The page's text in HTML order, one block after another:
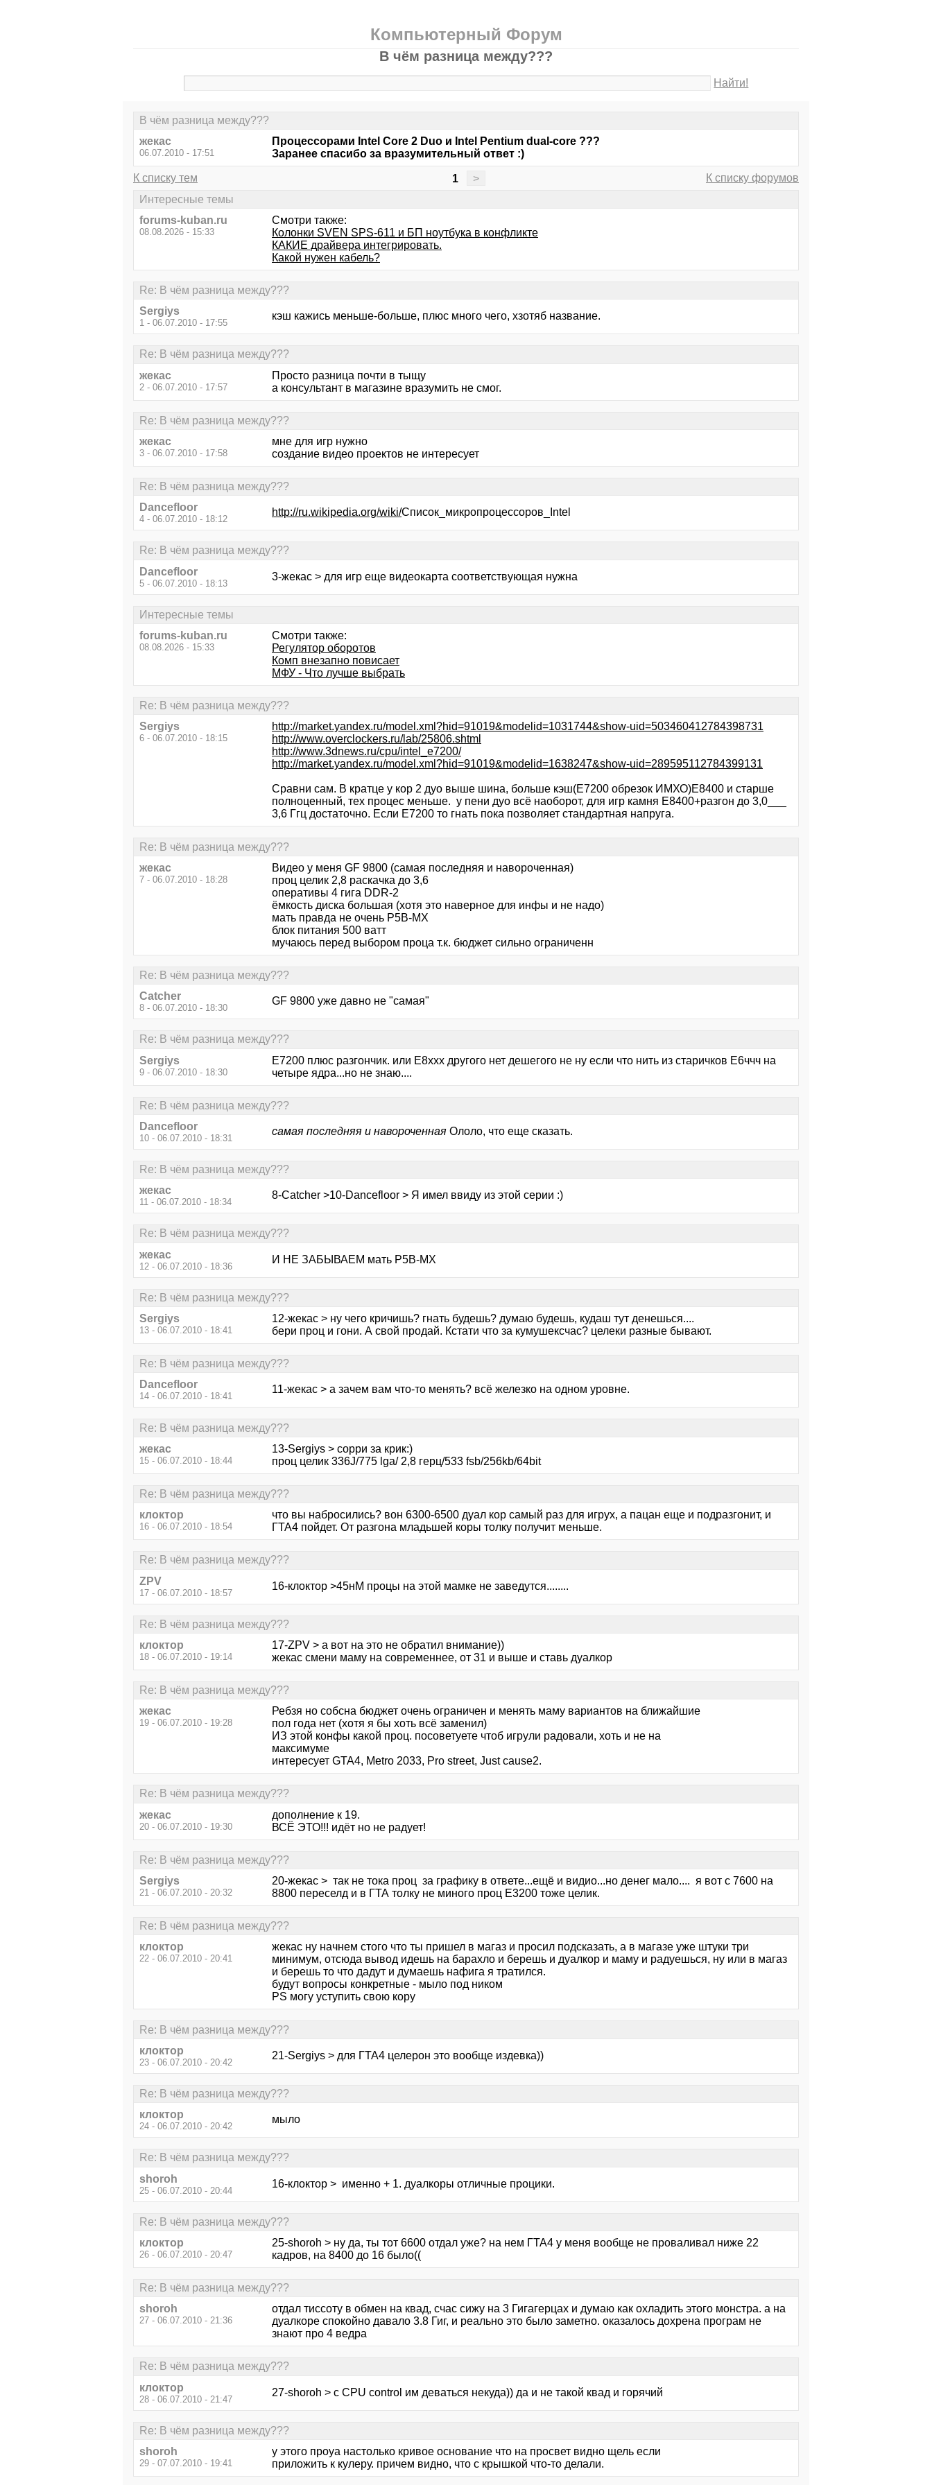
Компьютерный Форум
В чём разница между???
Найти!
В чём разница между???
жекас
06.07.2010 - 17:51
Процессорами Intel Core 2 Duo и Intel Pentium dual-core ???
Заранее спасибо за вразумительный ответ :)
К списку тем 1 >
К списку форумов
Интересные темы
forums-kuban.ru
08.08.2026 - 15:33
Смотри также:
Колонки SVEN SPS-611 и БП ноутбука в конфликте
КАКИЕ драйвера интегрировать.
Какой нужен кабель?
Re: В чём разница между???
Sergiys
1 - 06.07.2010 - 17:55
кэш кажись меньше-больше, плюс много чего, хзотяб название.
Re: В чём разница между???
жекас
2 - 06.07.2010 - 17:57
Просто разница почти в тыщу
а консультант в магазине вразумить не смог.
Re: В чём разница между???
жекас
3 - 06.07.2010 - 17:58
мне для игр нужно
создание видео проектов не интересует
Re: В чём разница между???
Dancefloor
4 - 06.07.2010 - 18:12
http://ru.wikipedia.org/wiki/Список_микропроцессоров_Intel
Re: В чём разница между???
Dancefloor
5 - 06.07.2010 - 18:13
3-жекас > для игр еще видеокарта соответствующая нужна
Интересные темы
forums-kuban.ru
08.08.2026 - 15:33
Смотри также:
Регулятор оборотов
Комп внезапно повисает
МФУ - Что лучше выбрать
Re: В чём разница между???
Sergiys
6 - 06.07.2010 - 18:15
http://market.yandex.ru/model.xml?hid=91019&modelid=1031744&show-uid=503460412784398731
http://www.overclockers.ru/lab/25806.shtml
http://www.3dnews.ru/cpu/intel_e7200/
http://market.yandex.ru/model.xml?hid=91019&modelid=1638247&show-uid=289595112784399131
Сравни сам. В кратце у кор 2 дуо выше шина, больше кэш(Е7200 обрезок ИМХО)Е8400 и старше
полноценный, тех процес меньше. у пени дуо всё наоборот, для игр камня Е8400+разгон до 3,0___
3,6 Ггц достаточно. Если Е7200 то гнать пока позволяет стандартная напруга.
Re: В чём разница между???
жекас
7 - 06.07.2010 - 18:28
Видео у меня GF 9800 (самая последняя и навороченная)
проц целик 2,8 раскачка до 3,6
оперативы 4 гига DDR-2
ёмкость диска большая (хотя это наверное для инфы и не надо)
мать правда не очень P5B-MX
блок питания 500 ватт
мучаюсь перед выбором проца т.к. бюджет сильно ограниченн
Re: В чём разница между???
Catcher
8 - 06.07.2010 - 18:30
GF 9800 уже давно не "самая"
Re: В чём разница между???
Sergiys
9 - 06.07.2010 - 18:30
Е7200 плюс разгончик. или Е8ххх другого нет дешегого не ну если что нить из старичков Е6ччч на
четыре ядра...но не знаю....
Re: В чём разница между???
Dancefloor
10 - 06.07.2010 - 18:31
самая последняя и навороченная Ололо, что еще сказать.
Re: В чём разница между???
жекас
11 - 06.07.2010 - 18:34
8-Catcher >10-Dancefloor > Я имел ввиду из этой серии :)
Re: В чём разница между???
жекас
12 - 06.07.2010 - 18:36
И НЕ ЗАБЫВАЕМ мать P5B-MX
Re: В чём разница между???
Sergiys
13 - 06.07.2010 - 18:41
12-жекас > ну чего кричишь? гнать будешь? думаю будешь, кудаш тут денешься....
бери проц и гони. А свой продай. Кстати что за кумушексчас? целеки разные бывают.
Re: В чём разница между???
Dancefloor
14 - 06.07.2010 - 18:41
11-жекас > а зачем вам что-то менять? всё железко на одном уровне.
Re: В чём разница между???
жекас
15 - 06.07.2010 - 18:44
13-Sergiys > сорри за крик:)
проц целик 336J/775 lga/ 2,8 герц/533 fsb/256kb/64bit
Re: В чём разница между???
клоктор
16 - 06.07.2010 - 18:54
что вы набросились? вон 6300-6500 дуал кор самый раз для игрух, а пацан еще и подразгонит, и
ГТА4 пойдет. От разгона младьшей коры толку получит меньше.
Re: В чём разница между???
ZPV
17 - 06.07.2010 - 18:57
16-клоктор >45нМ процы на этой мамке не заведутся........
Re: В чём разница между???
клоктор
18 - 06.07.2010 - 19:14
17-ZPV > а вот на это не обратил внимание))
жекас смени маму на современнее, от 31 и выше и ставь дуалкор
Re: В чём разница между???
жекас
19 - 06.07.2010 - 19:28
Ребзя но собсна бюджет очень ограничен и менять маму вариантов на ближайшие
пол года нет (хотя я бы хоть всё заменил)
ИЗ этой конфы какой проц. посоветуете чтоб игрули радовали, хоть и не на
максимуме
интересует GTA4, Metro 2033, Pro street, Just cause2.
Re: В чём разница между???
жекас
20 - 06.07.2010 - 19:30
дополнение к 19.
ВСЁ ЭТО!!! идёт но не радует!
Re: В чём разница между???
Sergiys
21 - 06.07.2010 - 20:32
20-жекас > так не тока проц за графику в ответе...ещё и видио...но денег мало.... я вот с 7600 на
8800 переселд и в ГТА толку не миного проц Е3200 тоже целик.
Re: В чём разница между???
клоктор
22 - 06.07.2010 - 20:41
жекас ну начнем стого что ты пришел в магаз и просил подсказать, а в магазе уже штуки три
минимум, отсюда вывод идешь на барахло и берешь и дуалкор и маму и радуешься, ну или в магаз
и берешь то что дадут и думаешь нафига я тратился.
будут вопросы конкретные - мыло под ником
PS могу уступить свою кору
Re: В чём разница между???
клоктор
23 - 06.07.2010 - 20:42
21-Sergiys > для ГТА4 целерон это вообще издевка))
Re: В чём разница между???
клоктор
24 - 06.07.2010 - 20:42
мыло
Re: В чём разница между???
shoroh
25 - 06.07.2010 - 20:44
16-клоктор > именно + 1. дуалкоры отличные процики.
Re: В чём разница между???
клоктор
26 - 06.07.2010 - 20:47
25-shoroh > ну да, ты тот 6600 отдал уже? на нем ГТА4 у меня вообще не проваливал ниже 22
кадров, на 8400 до 16 было((
Re: В чём разница между???
shoroh
27 - 06.07.2010 - 21:36
отдал тиссоту в обмен на квад, счас сижу на 3 Гигагерцах и думаю как охладить этого монстра. а на
дуалкоре спокойно давало 3.8 Гиг, и реально это было заметно. оказалось дохрена програм не
знают про 4 ведра
Re: В чём разница между???
клоктор
28 - 06.07.2010 - 21:47
27-shoroh > с CPU control им деваться некуда)) да и не такой квад и горячий
Re: В чём разница между???
shoroh
29 - 07.07.2010 - 19:41
у этого проуа настолько кривое основание что на просвет видно щель если
приложить к кулеру. причем видно, что с крышкой что-то делали.